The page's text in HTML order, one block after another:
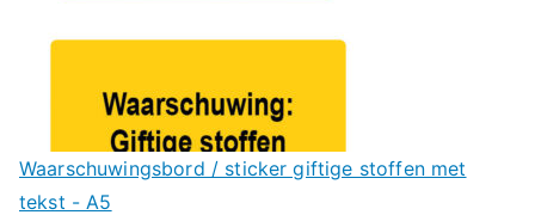
Waarschuwingsbord / sticker giftige stoffen met
tekst - A5